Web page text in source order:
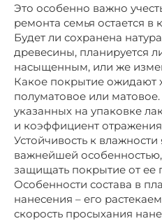
Это особенно важно
ремонта семья остается в
Будет ли сохранена
древесины, планируется
насыщенным, или же
Какое покрытие ожидают
полуматовое или матовое.
указанных на упаковке
и коэффициент отражения
Устойчивость к влажности
важнейшей
защищать покрытие от ее
Особенности состава в
нанесения – его
скорость просыхания